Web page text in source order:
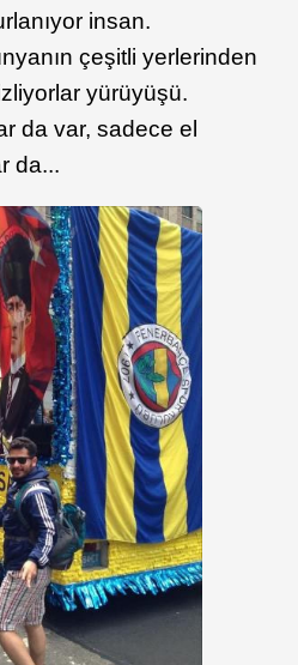
insan.
çeşitli yerlerinden
yürüyüşü.
da var, sadece el
da...